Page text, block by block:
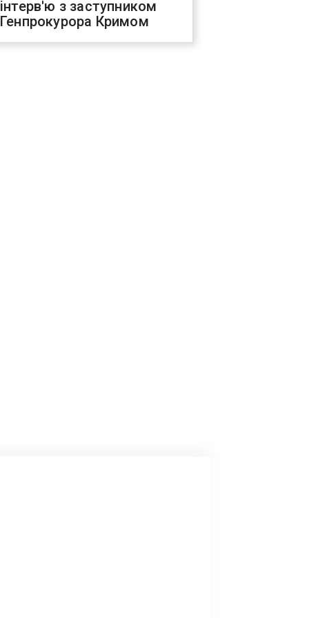
інтерв'ю з заступником
Генпрокурора Кримом